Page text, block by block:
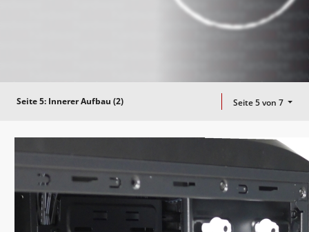
Seite 5: Innerer Aufbau (2) Seite 5 von 7